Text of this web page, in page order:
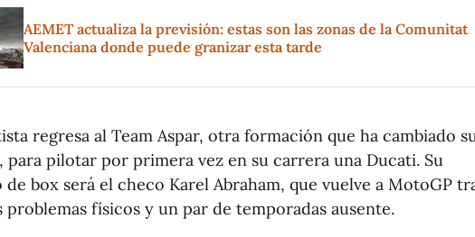
AEMET actualiza la previsión: estas son las zonas de la Comunitat
Valenciana donde puede granizar esta tarde
regresa al Team Aspar, otra formación que ha cambiado
para pilotar por primera vez en su carrera una Ducati. Su
box será el checo Karel Abraham, que vuelve a MotoGP
problemas físicos y un par de temporadas ausente.